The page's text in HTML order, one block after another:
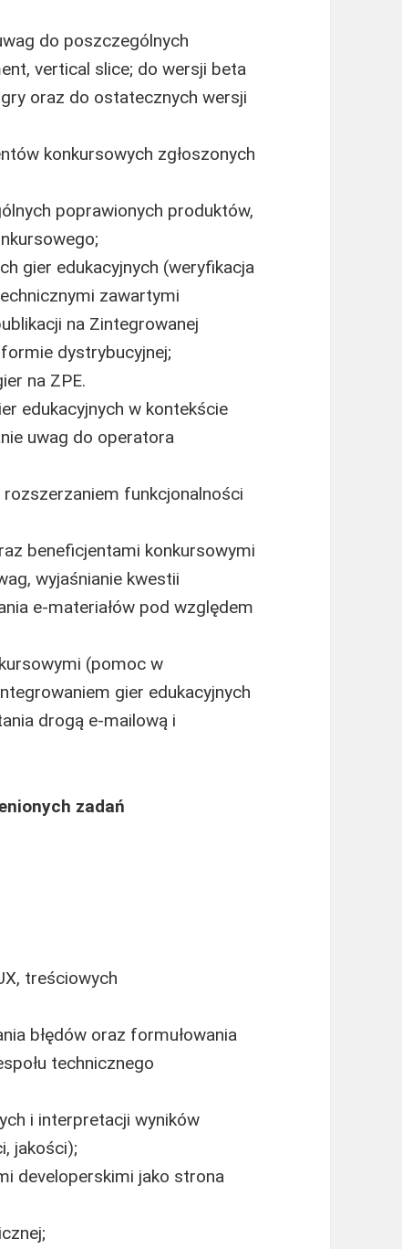
do poszczególnych
vertical slice; do wersji beta
oraz do ostatecznych wersji
konkursowych zgłoszonych
poprawionych produktów,
gier edukacyjnych (weryfikacja
zawartymi
na Zintegrowanej
dystrybucyjnej;
na ZPE.
edukacyjnych w kontekście
uwag do operatora
funkcjonalności
beneficjentami konkursowymi
wyjaśnianie kwestii
e-materiałów pod względem
(pomoc w
gier edukacyjnych
drogą e-mailową i
zadań
treściowych
błędów oraz formułowania
technicznego
i interpretacji wyników
jakości);
developerskimi jako strona